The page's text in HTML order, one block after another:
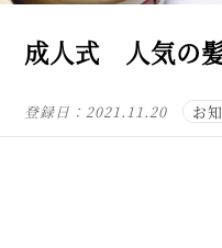
成人式 人気の
登録日：2021.11.20 お